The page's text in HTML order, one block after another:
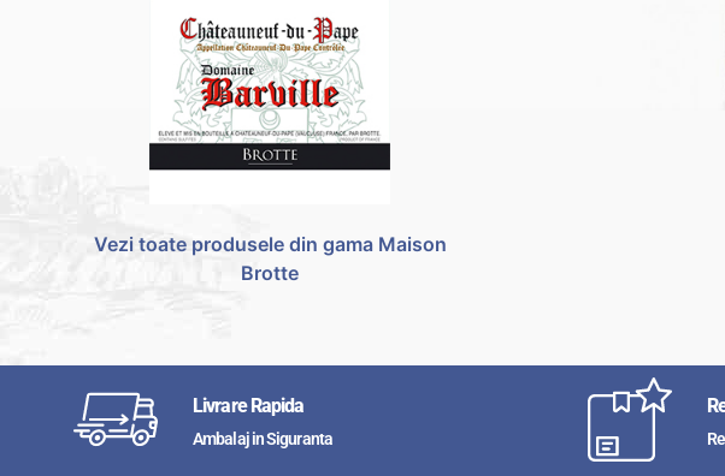
Vezi toate produsele din gama Maison
Brotte
Livrare Rapida
Ambalaj in Siguranta